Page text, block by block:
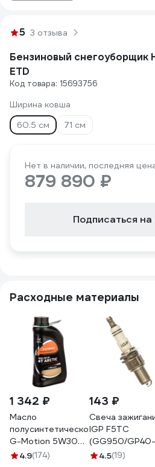
5 3 отзыва
Бензиновый снегоуборщик
ETD
Код товара: 15693756
Ширина ковша
60.5 см
71 см
Нет в наличии, последняя
879 890 ₽
Подписаться на
Расходные материалы
1 342 ₽
Масло
полусинтетическое
G-Motion 5W30
4Т ARCTIC (1 л)
4.9(174)
143 ₽
Свеча
IGP F5TC
(GG950/GP40-
3053,3062-C2/
4.5(19)